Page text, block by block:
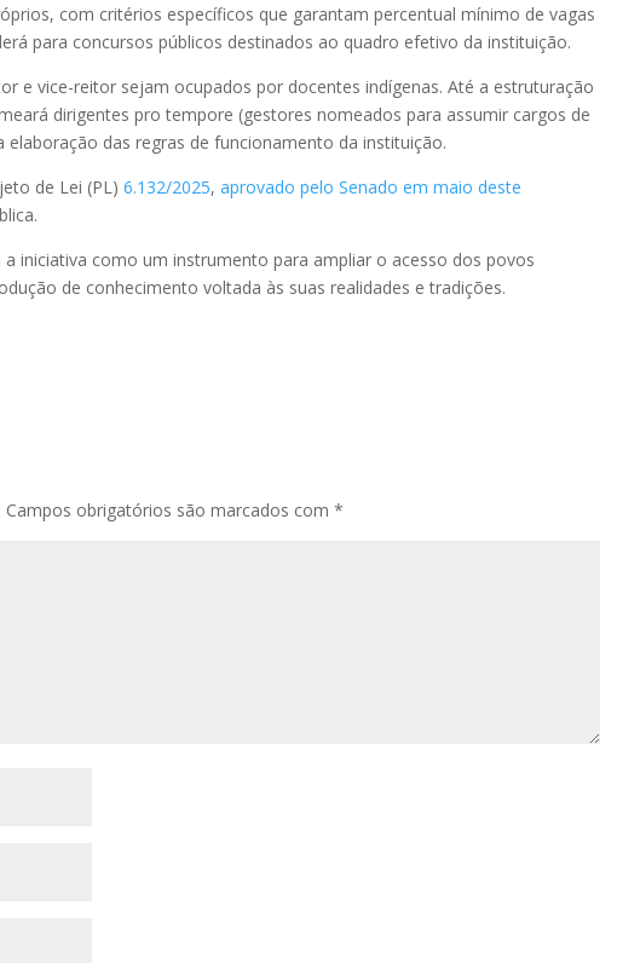
com critérios específicos que garantam percentual mínimo de vagas
para concursos públicos destinados ao quadro efetivo da instituição.
e vice-reitor sejam ocupados por docentes indígenas. Até a estruturação
dirigentes pro tempore (gestores nomeados para assumir cargos de
das regras de funcionamento da instituição.
de Lei (PL)6.132/2025,aprovado pelo Senado em maio deste
iniciativa como um instrumento para ampliar o acesso dos povos
de conhecimento voltada às suas realidades e tradições.
Campos obrigatórios são marcados com*